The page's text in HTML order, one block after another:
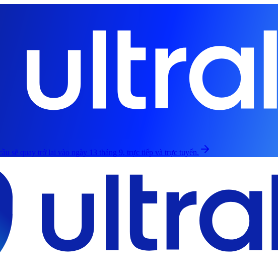
sẽ quay trở lại vào ngày 13 tháng 9, trực tiếp và trực tuyến.